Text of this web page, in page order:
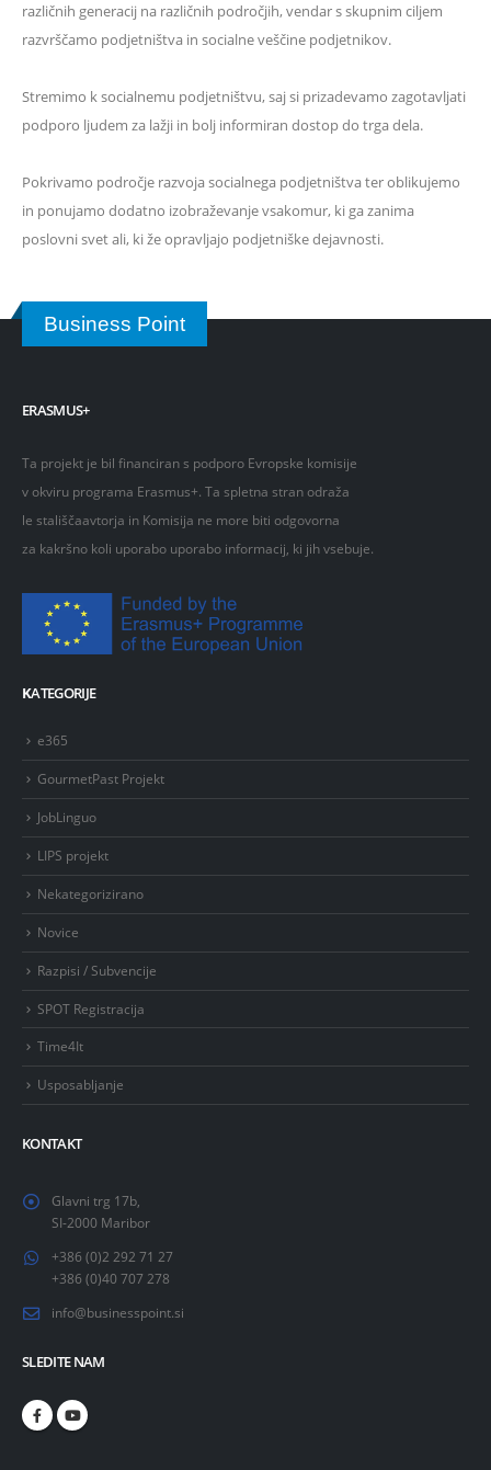
različnih generacij na različnih področjih, vendar s skupnim ciljem
razvrščamo podjetništva in socialne veščine podjetnikov.
Stremimo k socialnemu podjetništvu, saj si prizadevamo zagotavljati
podporo ljudem za lažji in bolj informiran dostop do trga dela.
Pokrivamo področje razvoja socialnega podjetništva ter oblikujemo
in ponujamo dodatno izobraževanje vsakomur, ki ga zanima
poslovni svet ali, ki že opravljajo podjetniške dejavnosti.
Business Point
ERASMUS+
Ta projekt je bil financiran s podporo Evropske komisije
v okviru programa Erasmus+. Ta spletna stran odraža
le stališčaavtorja in Komisija ne more biti odgovorna
za kakršno koli uporabo uporabo informacij, ki jih vsebuje.
KATEGORIJE
e365
GourmetPast Projekt
JobLinguo
LIPS projekt
Nekategorizirano
Novice
Razpisi / Subvencije
SPOT Registracija
Time4It
Usposabljanje
KONTAKT
Glavni trg 17b,
SI-2000 Maribor
+386 (0)2 292 71 27
+386 (0)40 707 278
info@businesspoint.si
SLEDITE NAM